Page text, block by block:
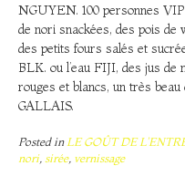
NGUYEN. 100 personnes
de nori snackées, des pois de
des petits fours salés et
BLK. ou l’eau FIJI, des jus de
rouges et blancs, un très
GALLAIS.
Posted in LE GOÛT DE
nori, sirée, vernissage